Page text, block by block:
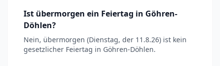
Ist übermorgen ein Feiertag in Göhren-
Döhlen?
Nein, übermorgen (Dienstag, der 11.8.26) ist kein
gesetzlicher Feiertag in Göhren-Döhlen.